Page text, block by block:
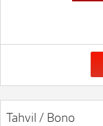
Tahvil / Bono